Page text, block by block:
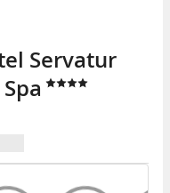
Servatur